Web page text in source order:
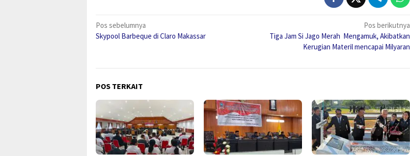
Navigasi
pos
Pos sebelumnya
Skypool Barbeque di Claro Makassar
Pos berikutnya
Tiga Jam Si Jago Merah Mengamuk, Akibatkan
Kerugian Materil mencapai Milyaran
POS TERKAIT